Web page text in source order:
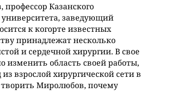
Казанского
университета, заведующий
к когорте известных
принадлежат несколько
и сердечной хирургии. В свое
изменить область своей работы,
взрослой хирургической сети в
творить Миролюбов, почему